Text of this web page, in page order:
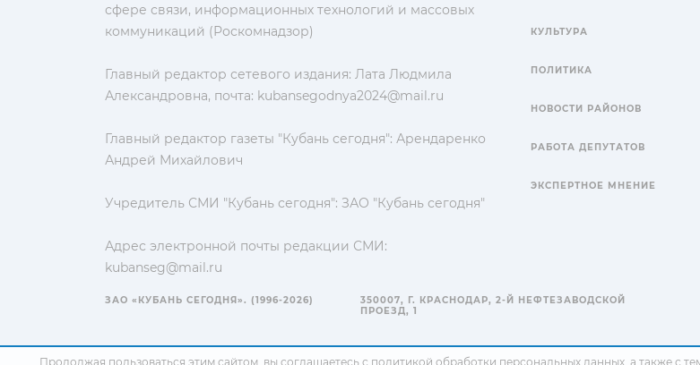
сфере связи, информационных технологий и массовых
коммуникаций (Роскомнадзор)
Главный редактор сетевого издания: Лата Людмила
Александровна, почта: kubansegodnya2024@mail.ru
Главный редактор газеты "Кубань сегодня": Арендаренко
Андрей Михайлович
Учредитель СМИ "Кубань сегодня": ЗАО "Кубань сегодня"
Адрес электронной почты редакции СМИ:
kubanseg@mail.ru
КУЛЬТУРА
ПОЛИТИКА
НОВОСТИ РАЙОНОВ
РАБОТА ДЕПУТАТОВ
ЭКСПЕРТНОЕ МНЕНИЕ
ЗАО «КУБАНЬ СЕГОДНЯ». (1996-2026)
350007, Г. КРАСНОДАР, 2-Й НЕФТЕЗАВОДСКОЙ
ПРОЕЗД, 1
Продолжая пользоваться этим сайтом, вы соглашаетесь с политикой обработки персональных данных, а также с